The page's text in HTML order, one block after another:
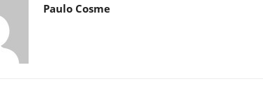
Paulo Cosme